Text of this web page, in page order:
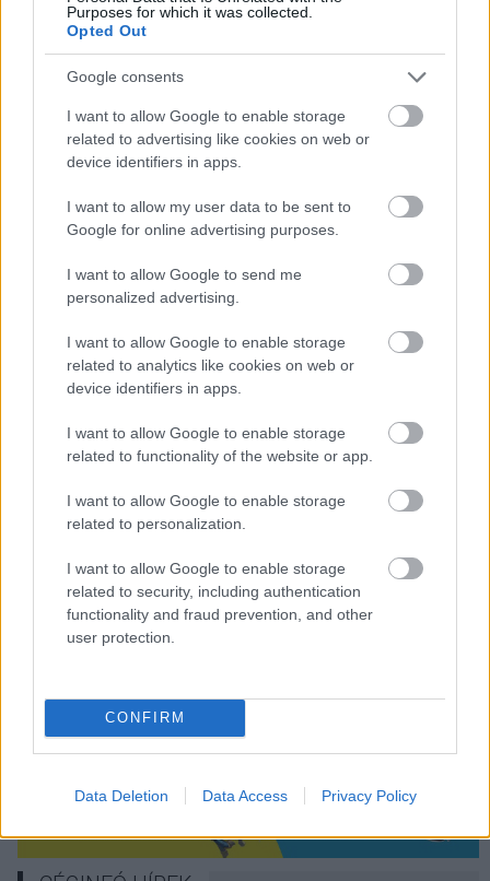
Purposes for which it was collected.
Opted Out
Google consents
I want to allow Google to enable storage
related to advertising like cookies on web or
device identifiers in apps.
I want to allow my user data to be sent to
Google for online advertising purposes.
I want to allow Google to send me
personalized advertising.
I want to allow Google to enable storage
related to analytics like cookies on web or
device identifiers in apps.
I want to allow Google to enable storage
related to functionality of the website or app.
I want to allow Google to enable storage
related to personalization.
I want to allow Google to enable storage
related to security, including authentication
functionality and fraud prevention, and other
user protection.
CONFIRM
Data Deletion Data Access Privacy Policy
Új szintre emeli a járművezetést
Tech| 2017.05.24 08:00
Okos sisak érkezik a CES-re
Tech | 2014.12.29 14:00
LEGFRISSEBB PCW